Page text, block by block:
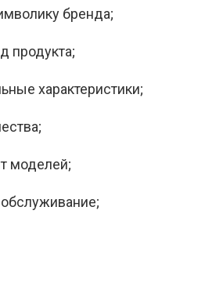
бренда;
продукта;
характеристики;
моделей;